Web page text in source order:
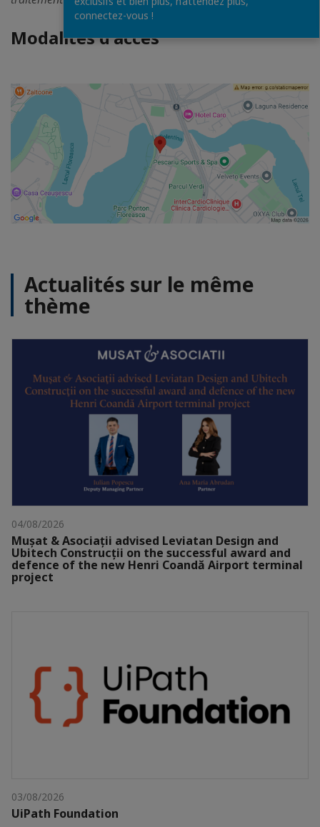
Modalités d'accès
Actualités sur le même
thème
04/08/2026
Mușat & Asociații advised Leviatan Design and
Ubitech Construcții on the successful award and
defence of the new Henri Coandă Airport terminal
project
03/08/2026
UiPath Foundation
connectez-vous !